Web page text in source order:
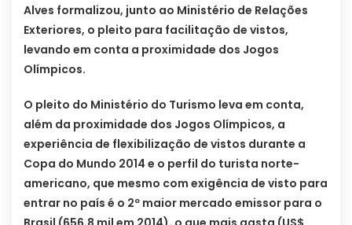
Alves formalizou, junto ao Ministério de Relações
Exteriores, o pleito para facilitação de vistos,
levando em conta a proximidade dos Jogos
Olímpicos.
O pleito do Ministério do Turismo leva em conta,
além da proximidade dos Jogos Olímpicos, a
experiência de flexibilização de vistos durante a
Copa do Mundo 2014 e o perfil do turista norte-
americano, que mesmo com exigência de visto para
entrar no país é o 2º maior mercado emissor para o